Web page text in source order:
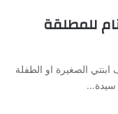
للمطلقة
الصغيرة او الطفلة
سيدة…